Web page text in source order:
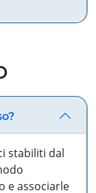
stabiliti dal
e associarle